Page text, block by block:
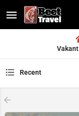
Recent